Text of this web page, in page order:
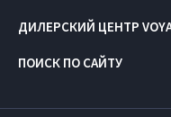
ПОИСК ПО САЙТУ
ДИЛЕРСКИЙ ЦЕНТР